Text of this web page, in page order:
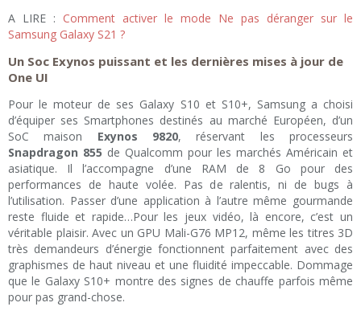
A LIRE : Comment activer le mode Ne pas déranger sur le
Samsung Galaxy S21 ?
Un Soc Exynos puissant et les dernières mises à jour de
One UI
Pour le moteur de ses Galaxy S10 et S10+, Samsung a choisi
d’équiper ses Smartphones destinés au marché Européen, d’un
SoC maison Exynos 9820, réservant les processeurs
Snapdragon 855 de Qualcomm pour les marchés Américain et
asiatique. Il l’accompagne d’une RAM de 8 Go pour des
performances de haute volée. Pas de ralentis, ni de bugs à
l’utilisation. Passer d’une application à l’autre même gourmande
reste fluide et rapide…Pour les jeux vidéo, là encore, c’est un
véritable plaisir. Avec un GPU Mali-G76 MP12, même les titres 3D
très demandeurs d’énergie fonctionnent parfaitement avec des
graphismes de haut niveau et une fluidité impeccable. Dommage
que le Galaxy S10+ montre des signes de chauffe parfois même
pour pas grand-chose.